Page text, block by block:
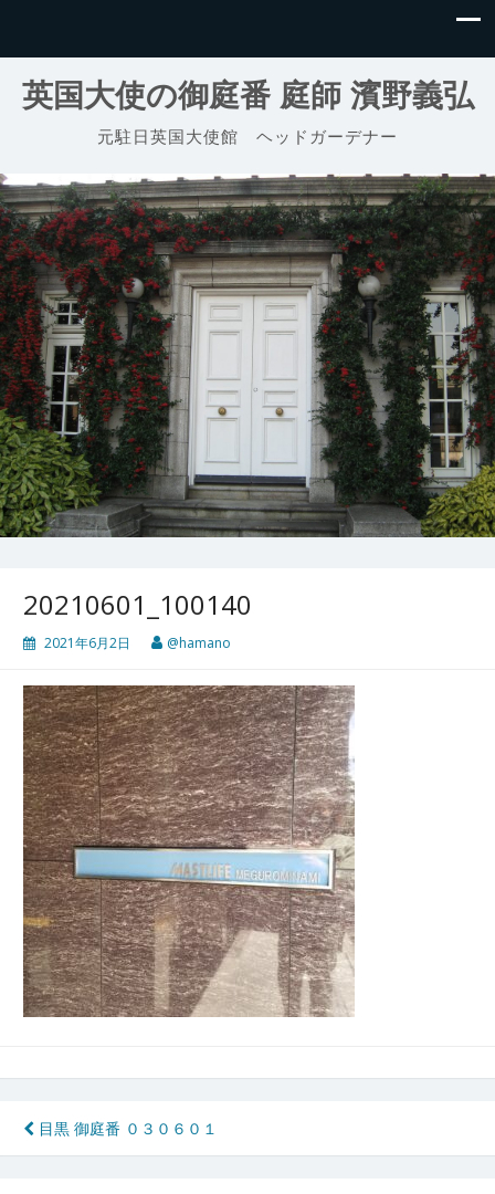
英国大使の御庭番 庭師 濱野義弘
元駐日英国大使館 ヘッドガーデナー
20210601_100140
2021年6月2日 @hamano
投
稿
目黒 御庭番 ０３０６０１